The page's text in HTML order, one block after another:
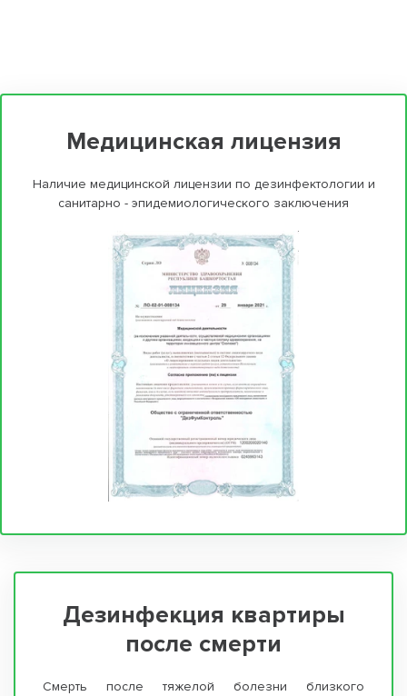
Медицинская лицензия
Наличие медицинской лицензии по дезинфектологии и
санитарно - эпидемиологического заключения
Дезинфекция квартиры
после смерти
Смерть после тяжелой болезни близкого